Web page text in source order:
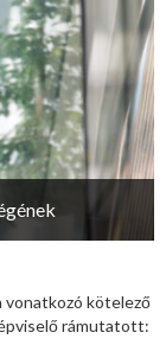
vonatkozó kötelező
rámutatott: